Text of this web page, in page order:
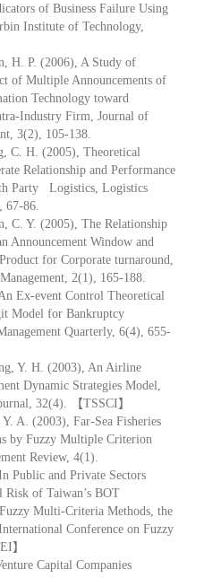
of Business Failure Using
Institute of Technology,
H. P. (2006), A Study of
of Multiple Announcements of
Technology toward
Industry Firm, Journal of
3(2), 105-138.
C. H. (2005), Theoretical
Relationship and Performance
Party Logistics, Logistics
67-86.
C. Y. (2005), The Relationship
Announcement Window and
for Corporate turnaround,
2(1), 165-188.
Ex-event Control Theoretical
Model for Bankruptcy
Quarterly, 6(4), 655-
Y. H. (2003), An Airline
Dynamic Strategies Model,
32(4). 【TSSCI】
A. (2003), Far-Sea Fisheries
by Fuzzy Multiple Criterion
Review, 4(1).
Public and Private Sectors
Risk of Taiwan’s BOT
Multi-Criteria Methods, the
Conference on Fuzzy
】
Capital Companies